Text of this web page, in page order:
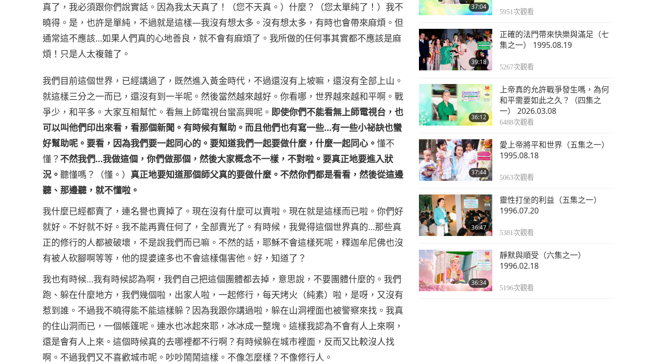
真了，我必須跟你們說實話。因為我太天真了！（您不天真。）什麼？（您太單純了！）我不
曉得。是，也許是單純，不過就是這樣—我沒有想太多。沒有想太多，有時也會帶來麻煩。但
通常這不應該…如果人們真的心地善良，就不會有麻煩了。我所做的任何事其實都不應該是麻
煩！只是人太複雜了。
我們目前這個世界，已經講過了，既然進入黃金時代，不過還沒有上坡嘛，還沒有全部上山。
就這樣三分之一而已，還沒有到一半呢。然後當然越來越好。你看哪，世界越來越和平啊。戰
爭少，和平多。大家互相幫忙。看無上師電視台蠻高興呢。 即使你們不能看無上師電視台，也
可以叫他們印出來看，看那個新聞。有時候有幫助。而且他們也有寫一些…有一些小祕訣也蠻
好幫助呢。要看，因為我們要一起同心的。要知道我們一起要做什麼，什麼一起同心。懂不
懂？ 不然我們…我做這個，你們做那個，然後大家概念不一樣，不對啦。要真正地要進入狀
況。聽懂嗎？（懂。） 真正地要知道那個師父真的要做什麼。不然你們都是看看，然後從這邊
聽、那邊聽，就不懂啦。
我什麼已經都賣了，連名譽也賣掉了。現在沒有什麼可以賣啦。現在就是這樣而已啦。你們好
就好。不好就不好。我不能再賣任何了，全部賣光了。有時候，我覺得這個世界真的…那些真
正的修行的人都被破壞，不是說我們而已嘛。不然的話，耶穌不會這樣死呢，釋迦牟尼佛也沒
有被人砍腳啊等等，他的提婆達多也不會這樣傷害他。好，知道了？
我也有時候…我有時候認為啊，我們自己把這個團體都去掉，意思說，不要團體什麼的。我們
跑、躲在什麼地方，我們幾個啦，出家人啦，一起修行，每天烤火（純素）啦，是呀，又沒有
惹到誰。不過我不曉得能不能這樣躲？因為我跟你講過啦，躲在山洞裡面也被警察來找。我真
的住山洞而已，一個帳篷呢。連水也冰起來耶，冰冰成一整塊。這樣我認為不會有人上來啊，
還是會有人上來。這個時候真的去哪裡都不行啊？有時候躲在城市裡面，反而又比較沒人找
啊。不過我們又不喜歡城市呢。吵吵鬧鬧這樣。不像怎麼樣？不像修行人。
37:04
5951次觀看
39:18
正確的法門帶來快樂與滿足（七
集之一） 1995.08.19
5267次觀看
36:12
上帝真的允許戰爭發生嗎，為何
和平需要如此之久？（四集之
一） 2026.03.08
6488次觀看
37:44
愛上帝將平和世界（五集之一）
1995.08.18
5063次觀看
36:47
靈性打坐的利益（五集之一）
1996.07.20
5381次觀看
36:34
靜默與順受（六集之一）
1996.02.18
5196次觀看